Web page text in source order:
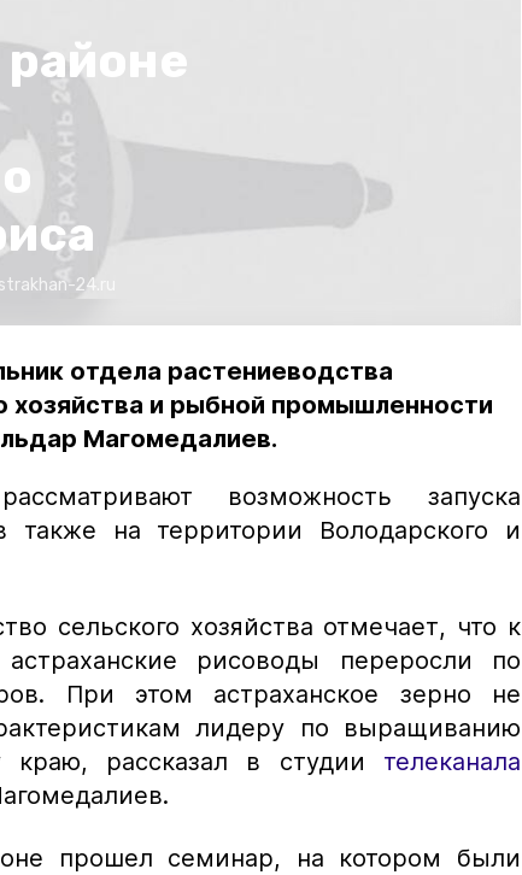
24.ru
отдела растениеводства
хозяйства и рыбной промышленности
Магомедалиев.
возможность запуска
также на территории Володарского и
сельского хозяйства отмечает, что к
рисоводы переросли по
При этом астраханское зерно не
лидеру по выращиванию
краю, рассказал в студии телеканала
прошел семинар, на котором были